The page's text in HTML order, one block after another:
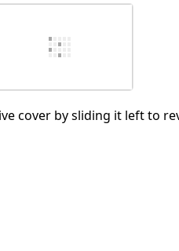
cover by sliding it left to